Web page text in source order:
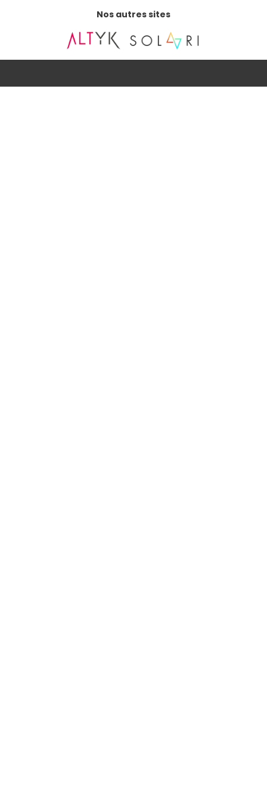
Nos autres sites